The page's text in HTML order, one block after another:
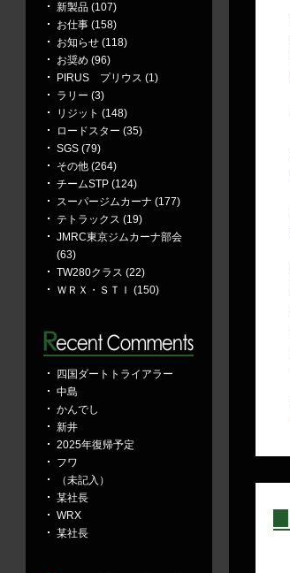
新製品 (107)
お仕事 (158)
お知らせ (118)
お奨め (96)
PIRUS プリウス (1)
ラリー (3)
リジット (148)
ロードスター (35)
SGS (79)
その他 (264)
チームSTP (124)
スーパージムカーナ (177)
テトラックス (19)
JMRC東京ジムカーナ部会
(63)
TW280クラス (22)
ＷＲＸ・ＳＴＩ (150)
四国ダートトライアラー
中島
かんでし
新井
2025年復帰予定
フワ
（未記入）
某社長
WRX
某社長